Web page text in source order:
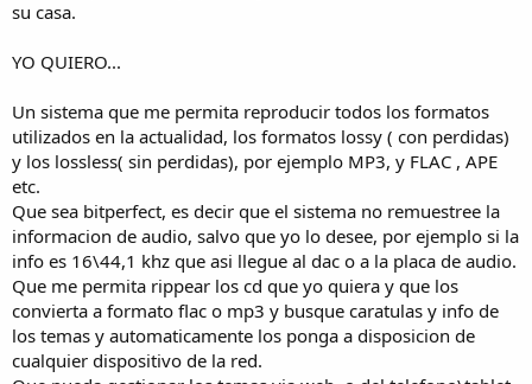
su casa.
YO QUIERO...
Un sistema que me permita reproducir todos los formatos
utilizados en la actualidad, los formatos lossy ( con perdidas)
y los lossless( sin perdidas), por ejemplo MP3, y FLAC , APE
etc.
Que sea bitperfect, es decir que el sistema no remuestree la
informacion de audio, salvo que yo lo desee, por ejemplo si la
info es 16\44,1 khz que asi llegue al dac o a la placa de audio.
Que me permita rippear los cd que yo quiera y que los
convierta a formato flac o mp3 y busque caratulas y info de
los temas y automaticamente los ponga a disposicion de
cualquier dispositivo de la red.